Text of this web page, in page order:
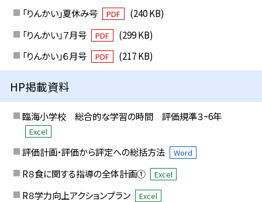
「りんかい」夏休み号 PDF
(240 KB)
「りんかい」７月号
PDF
(299 KB)
「りんかい」６月号
PDF (217 KB)
HP掲載資料
臨海小学校 総合的な学習の時間 評価規準３~6年
Excel
評価計画・評価から評定への総括方法 Word
R８食に関する指導の全体計画① Excel
R８学力向上アクションプラン Excel